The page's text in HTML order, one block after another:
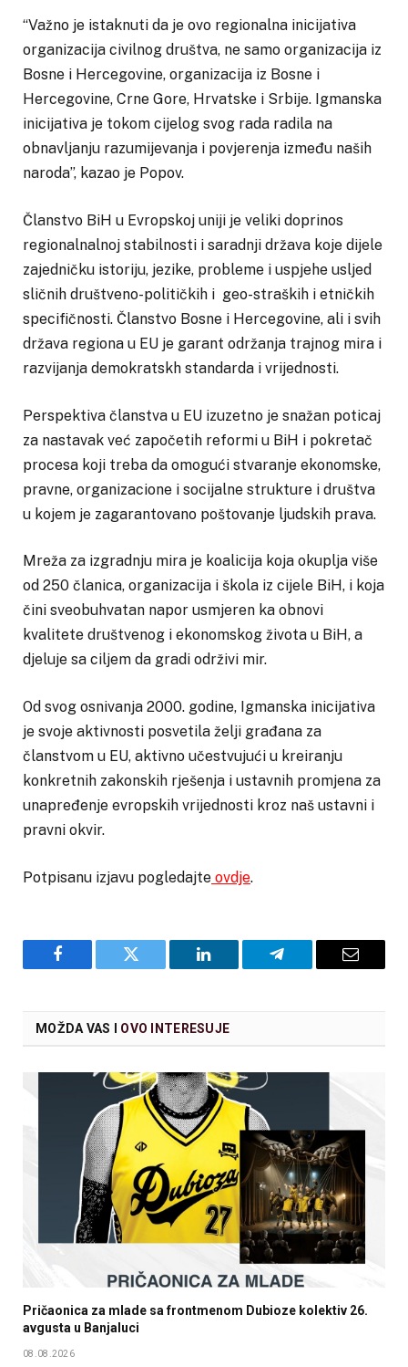
“Važno je istaknuti da je ovo regionalna inicijativa
organizacija civilnog društva, ne samo organizacija iz
Bosne i Hercegovine, organizacija iz Bosne i
Hercegovine, Crne Gore, Hrvatske i Srbije. Igmanska
inicijativa je tokom cijelog svog rada radila na
obnavljanju razumijevanja i povjerenja između naših
naroda”, kazao je Popov.
Članstvo BiH u Evropskoj uniji je veliki doprinos
regionalnalnoj stabilnosti i saradnji država koje dijele
zajedničku istoriju, jezike, probleme i uspjehe usljed
sličnih društveno-političkih i geo-straških i etničkih
specifičnosti. Članstvo Bosne i Hercegovine, ali i svih
država regiona u EU je garant održanja trajnog mira i
razvijanja demokratskh standarda i vrijednosti.
Perspektiva članstva u EU izuzetno je snažan poticaj
za nastavak već započetih reformi u BiH i pokretač
procesa koji treba da omogući stvaranje ekonomske,
pravne, organizacione i socijalne strukture i društva
u kojem je zagarantovano poštovanje ljudskih prava.
Mreža za izgradnju mira je koalicija koja okuplja više
od 250 članica, organizacija i škola iz cijele BiH, i koja
čini sveobuhvatan napor usmjeren ka obnovi
kvalitete društvenog i ekonomskog života u BiH, a
djeluje sa ciljem da gradi održivi mir.
Od svog osnivanja 2000. godine, Igmanska inicijativa
je svoje aktivnosti posvetila želji građana za
članstvom u EU, aktivno učestvujući u kreiranju
konkretnih zakonskih rješenja i ustavnih promjena za
unapređenje evropskih vrijednosti kroz naš ustavni i
pravni okvir.
Potpisanu izjavu pogledajte ovdje.
Facebook Twitter LinkedIn Telegram Email
MOŽDA VAS I OVO INTERESUJE
Pričaonica za mlade sa frontmenom Dubioze kolektiv 26.
avgusta u Banjaluci
08.08.2026